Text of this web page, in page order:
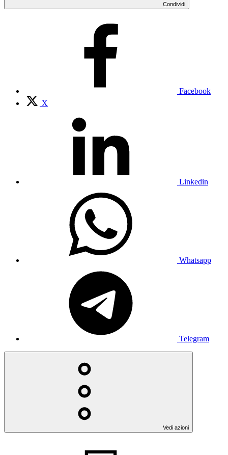
Condividi
Facebook
X
Linkedin
Whatsapp
Telegram
Vedi azioni